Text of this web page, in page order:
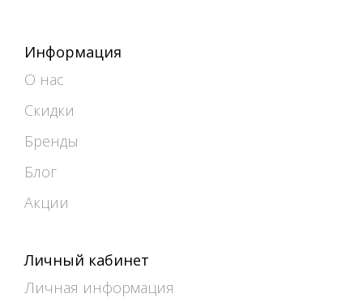
Информация
О нас
Скидки
Бренды
Блог
Акции
Личный кабинет
Личная информация